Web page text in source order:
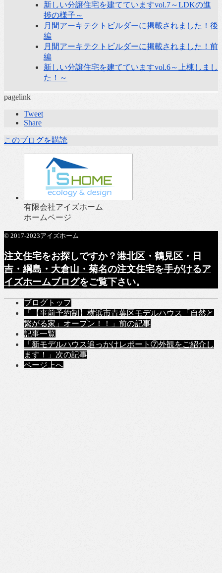
新しい分譲住宅を建てていますvol.7～LDKの進
捗の様子～
月間アーキテクトビルダーに掲載されました！後
編
月間アーキテクトビルダーに掲載されました！前
編
新しい分譲住宅を建てていますvol.6～上棟しまし
た！～
pagelink
Tweet
Share
このブログを購読
有限会社アイズホーム
ホームページ
© 2017-2023アイズホーム
注文住宅をお探しですか？港北区・鶴見区・日
吉・綱島・大倉山・菊名の注文住宅を手がけるア
イズホームブログをご覧下さい。
ブログトップ
「【事前予約制】横浜市青葉区モデルハウス「自然と
繋がる家」オープン！！」 前の記事
記事一覧
「新モデルハウス追っかけレポート⑦外観をご紹介し
ます！」 次の記事
ページ上へ